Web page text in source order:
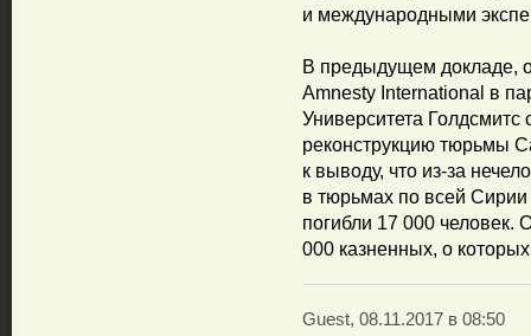
и международными
В предыдущем докладе,
Amnesty International в
Университета Голдсмитс
реконструкцию тюрьмы
к выводу, что из-за
в тюрьмах по всей Сирии
погибли 17 000 человек.
000 казненных, о
Guest, 08.11.2017 в 08:50